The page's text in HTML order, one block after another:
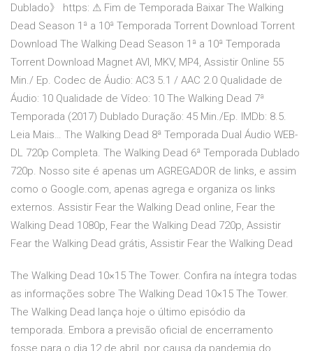
Dublado》 https: ⚠ Fim de Temporada Baixar The Walking
Dead Season 1ª a 10ª Temporada Torrent Download Torrent
Download The Walking Dead Season 1ª a 10ª Temporada
Torrent Download Magnet AVI, MKV, MP4, Assistir Online 55
Min./ Ep. Codec de Áudio: AC3 5.1 / AAC 2.0 Qualidade de
Áudio: 10 Qualidade de Vídeo: 10 The Walking Dead 7ª
Temporada (2017) Dublado Duração: 45 Min./Ep. IMDb: 8.5.
Leia Mais… The Walking Dead 8ª Temporada Dual Áudio WEB-
DL 720p Completa. The Walking Dead 6ª Temporada Dublado
720p. Nosso site é apenas um AGREGADOR de links, e assim
como o Google.com, apenas agrega e organiza os links
externos. Assistir Fear the Walking Dead online, Fear the
Walking Dead 1080p, Fear the Walking Dead 720p, Assistir
Fear the Walking Dead grátis, Assistir Fear the Walking Dead
The Walking Dead 10×15 The Tower. Confira na íntegra todas
as informações sobre The Walking Dead 10×15 The Tower.
The Walking Dead lança hoje o último episódio da
temporada. Embora a previsão oficial de encerramento